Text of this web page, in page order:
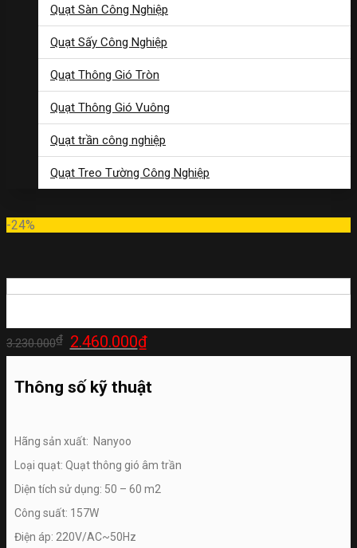
Quạt Sàn Công Nghiệp
Quạt Sấy Công Nghiệp
Quạt Thông Gió Tròn
Quạt Thông Gió Vuông
Quạt trần công nghiệp
Quạt Treo Tường Công Nghiệp
-24%
3.230.000₫ Giá
gốc
2.460.000₫Giá
hiện
2.460.000₫.
Thông số kỹ thuật
Hãng sản xuất: Nanyoo
Loại quạt: Quạt thông gió âm trần
Diện tích sử dụng: 50 – 60 m2
Công suất: 157W
Điện áp: 220V/AC~50Hz